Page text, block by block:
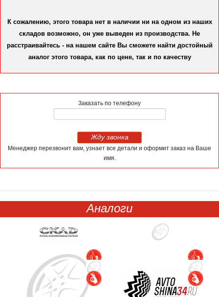
К сожалению, этого товара нет в наличии ни на одном из наших
складов возможно, он уже выведен из производства. Не
расстраивайтесь - на нашем сайте Вы сможете найти достойный
аналог этого товара, как по цене, так и по качеству
Заказать по телефону
Жду звонка
Менеджер перезвонит вам, узнает все детали и оформит заказ на Ваше
имя.
Аналоги